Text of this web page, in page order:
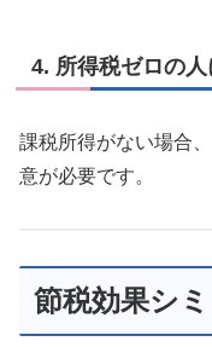
4. 所得税ゼロの
課税所得がない場合
意が必要です。
節税効果シ